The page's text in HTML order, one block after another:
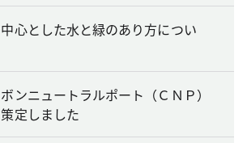
中心とした水と緑のあり方につい
ンニュートラルポート（ＣＮＰ）
定しました